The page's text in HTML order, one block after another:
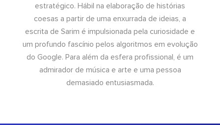
estratégico. Hábil na elaboração de histórias
coesas a partir de uma enxurrada de ideias, a
escrita de Sarim é impulsionada pela curiosidade e
um profundo fascínio pelos algoritmos em evolução
do Google. Para além da esfera profissional, é um
admirador de música e arte e uma pessoa
demasiado entusiasmada.